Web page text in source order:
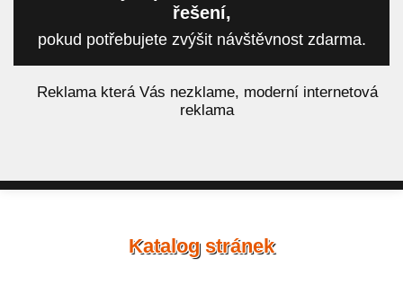
řešení,
pokud potřebujete zvýšit návštěvnost zdarma.
Reklama která Vás nezklame, moderní internetová
reklama
Katalog stránek